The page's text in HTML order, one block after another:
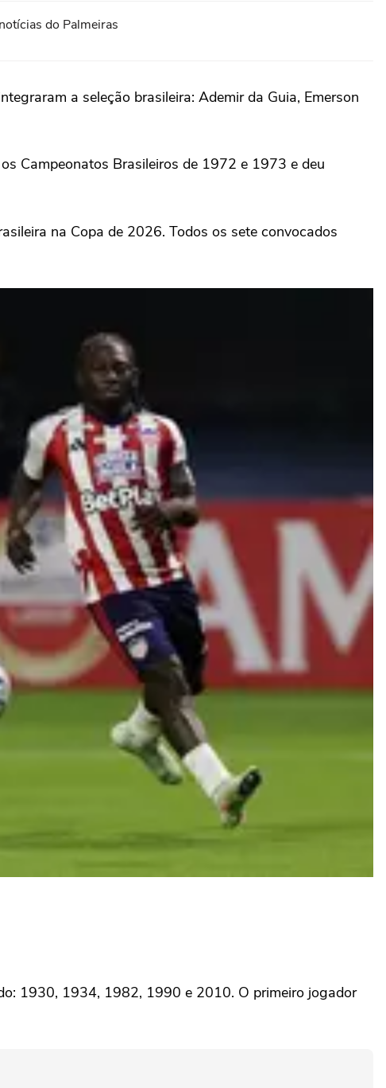
do Palmeiras
a seleção brasileira: Ademir da Guia, Emerson
Campeonatos Brasileiros de 1972 e 1973 e deu
na Copa de 2026. Todos os sete convocados
1930, 1934, 1982, 1990 e 2010. O primeiro jogador